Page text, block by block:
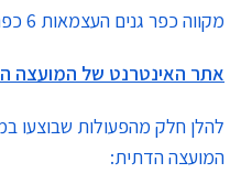
מקווה כפר גנים העצמאות 6 כפר גנים 03-9336414
אתר האינטרנט של המועצה
להלן חלק מהפעולות שבוצעו
המועצה הדתית: